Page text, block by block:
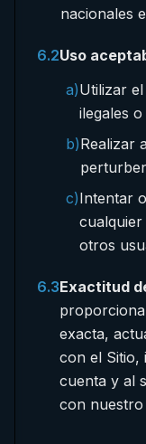
nacionales
6.2Uso
a)Utilizar
ilegales
b)Realizar
c)Intentar
cualquier
otros
6.3Exactitud
exacta,
con el Sitio,
cuenta y al
con nuestro